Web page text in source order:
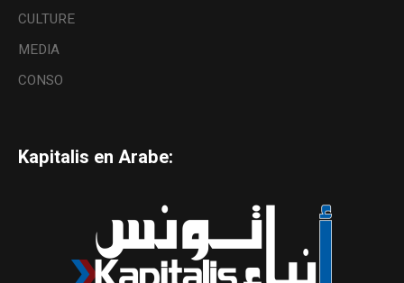
CULTURE
MEDIA
CONSO
Kapitalis en Arabe: